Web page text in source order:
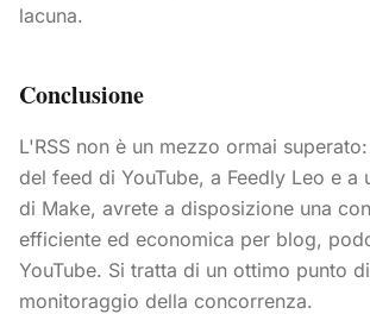
lacuna.
Conclusione
L'RSS non è un mezzo ormai
del feed di YouTube, a Feedly Leo e a
di Make, avrete a disposizione una
efficiente ed economica per blog,
YouTube. Si tratta di un ottimo punto
monitoraggio della concorrenza.